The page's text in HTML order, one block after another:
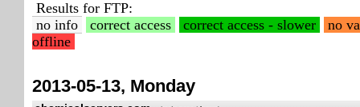
Results for FTP:
no info
correct access correct access - slower
no
offline
2013-05-13, Monday